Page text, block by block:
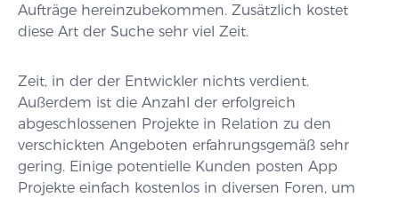
Aufträge hereinzubekommen. Zusätzlich kostet
diese Art der Suche sehr viel Zeit.
Zeit, in der der Entwickler nichts verdient.
Außerdem ist die Anzahl der erfolgreich
abgeschlossenen Projekte in Relation zu den
verschickten Angeboten erfahrungsgemäß sehr
gering. Einige potentielle Kunden posten App
Projekte einfach kostenlos in diversen Foren, um